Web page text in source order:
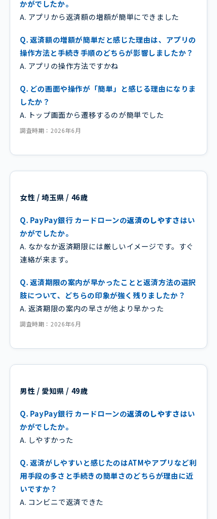
かがでしたか。
A. アプリから返済額の増額が簡単にできました
Q. 返済額の増額が簡単だと感じた理由は、アプリの
操作方法と手続き手順のどちらが影響しましたか？
A. アプリの操作方法ですかね
Q. どの画面や操作が「簡単」と感じる理由になりま
したか？
A. トップ画面から遷移するのが簡単でした
調査時期：2026年6月
女性 / 埼玉県 / 46歳
Q. PayPay銀行 カードローンの返済のしやすさはい
かがでしたか。
A. なかなか返済期限には厳しいイメージです。すぐ
連絡が来ます。
Q. 返済期限の案内が早かったことと返済方法の選択
肢について、どちらの印象が強く残りましたか？
A. 返済期限の案内の早さが他より早かった
調査時期：2026年6月
男性 / 愛知県 / 49歳
Q. PayPay銀行 カードローンの返済のしやすさはい
かがでしたか。
A. しやすかった
Q. 返済がしやすいと感じたのはATMやアプリなど利
用手段の多さと手続きの簡単さのどちらが理由に近
いですか？
A. コンビニで返済できた